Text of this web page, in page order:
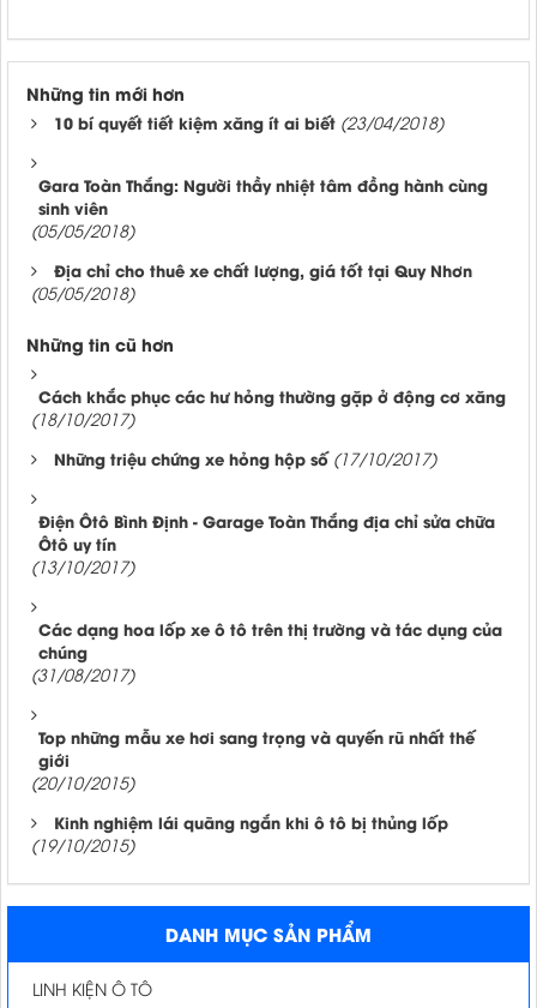
Những tin mới hơn
10 bí quyết tiết kiệm xăng ít ai biết (23/04/2018)
Gara Toàn Thắng: Người thầy nhiệt tâm đồng hành cùng
sinh viên
(05/05/2018)
Địa chỉ cho thuê xe chất lượng, giá tốt tại Quy Nhơn
(05/05/2018)
Những tin cũ hơn
Cách khắc phục các hư hỏng thường gặp ở động cơ xăng
(18/10/2017)
Những triệu chứng xe hỏng hộp số (17/10/2017)
Điện Ôtô Bình Định - Garage Toàn Thắng địa chỉ sửa chữa
Ôtô uy tín
(13/10/2017)
Các dạng hoa lốp xe ô tô trên thị trường và tác dụng của
chúng
(31/08/2017)
Top những mẫu xe hơi sang trọng và quyến rũ nhất thế
giới
(20/10/2015)
Kinh nghiệm lái quãng ngắn khi ô tô bị thủng lốp
(19/10/2015)
DANH MỤC SẢN PHẨM
LINH KIỆN Ô TÔ